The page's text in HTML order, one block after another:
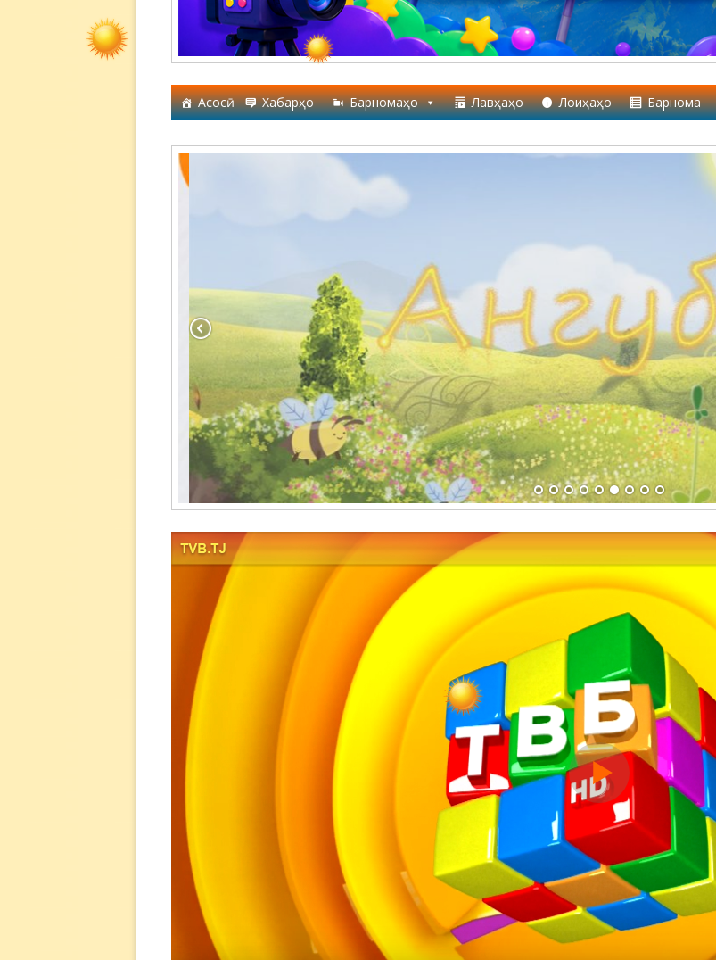
Асосӣ Хабарҳо Барномаҳо Лавҳаҳо Лоиҳаҳо Барнома